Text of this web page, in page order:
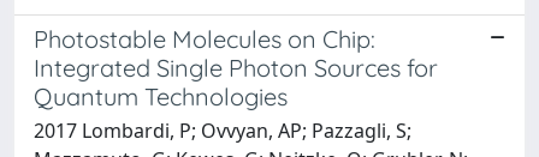
Photostable Molecules on Chip:
Integrated Single Photon Sources for
Quantum Technologies
2017 Lombardi, P; Ovvyan, AP; Pazzagli, S;